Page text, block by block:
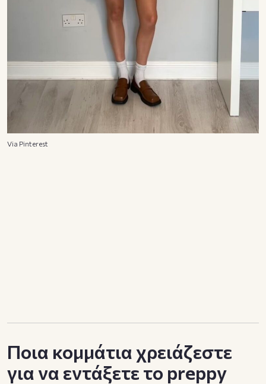
Via Pinterest
Ποια κομμάτια χρειάζεστε
για να εντάξετε το preppy